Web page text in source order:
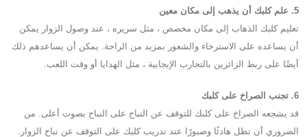
5. علم كلبك أن يذهب إلى مكان معين
تعليم كلبك الذهاب إلى مكان مخصص ، مثل سريره ، عند وصول الزوار يمكن
أن يساعده على الاسترخاء والشعور بمزيد من الراحة. يمكن أن يساعدهم ذلك
أيضًا على ربط الزائرين بالتجارب الإيجابية ، مثل الهدايا أو وقت اللعب.
6. تجنب الصراخ على كلبك
قد يشجعه الصراخ على كلبك للتوقف عن النباح على النباح بصوت أعلى. من
الضروري أن تظل هادئًا وصبورًا عند تدريب كلبك على التوقف عن نباح الزوار.